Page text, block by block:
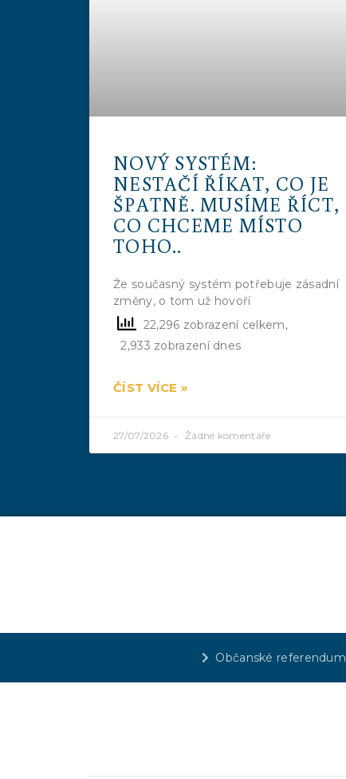
NOVÝ SYSTÉM:
NESTAČÍ ŘÍKAT, CO JE
ŠPATNĚ. MUSÍME ŘÍCT,
CO CHCEME MÍSTO
TOHO..
Že současný systém potřebuje zásadní
změny, o tom už hovoří
22,296 zobrazení celkem,
2,933 zobrazení dnes
ČÍST VÍCE »
27/07/2026 Žádné komentáře
Občanské referendum